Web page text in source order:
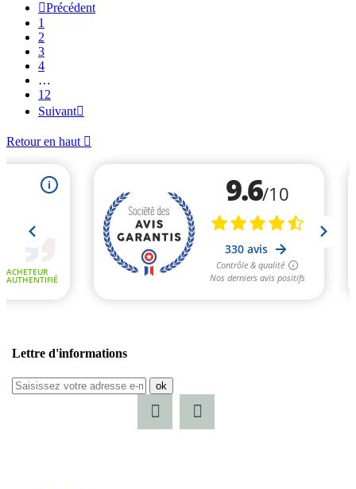
Précédent
1
2
3
4
…
12
Suivant
Retour en haut 
Lettre d'informations
ok